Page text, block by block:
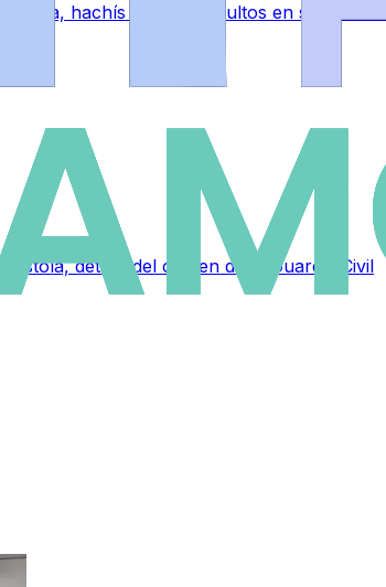
hachís y dinero ocultos en su vehículo
detrás del crimen de la Guardia Civil